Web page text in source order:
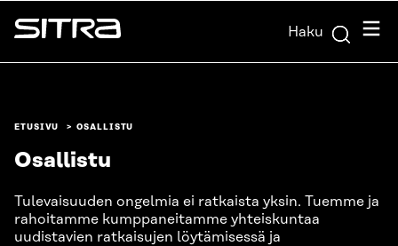
Siirry
suoraan
Sitra Haku
ETUSIVU OSALLISTU
Osallistu
Tulevaisuuden ongelmia ei ratkaista yksin. Tuemme ja
rahoitamme kumppaneitamme yhteiskuntaa
uudistavien ratkaisujen löytämisessä ja